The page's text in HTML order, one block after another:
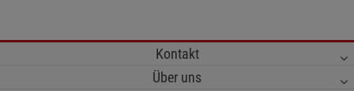
Kontakt
Über uns